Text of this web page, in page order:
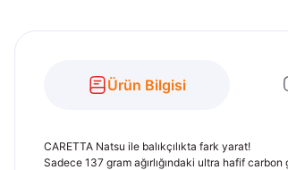
Ürün Bilgisi
CARETTA Natsu ile balıkçılıkta fark yarat!
Sadece 137 gram ağırlığındaki ultra hafif